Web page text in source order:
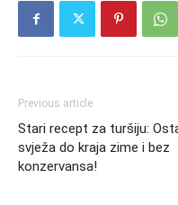
Previous article
Stari recept za turšiju:
svježa do kraja zime i bez
konzervansa!